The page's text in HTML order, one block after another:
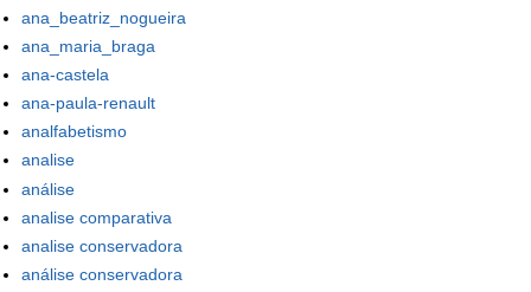
ana_beatriz_nogueira
ana_maria_braga
ana-castela
ana-paula-renault
analfabetismo
analise
análise
analise comparativa
analise conservadora
análise conservadora